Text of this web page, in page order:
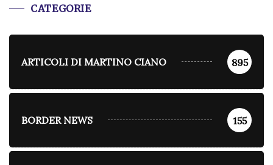
CATEGORIE
ARTICOLI DI MARTINO CIANO 895
BORDER NEWS 155